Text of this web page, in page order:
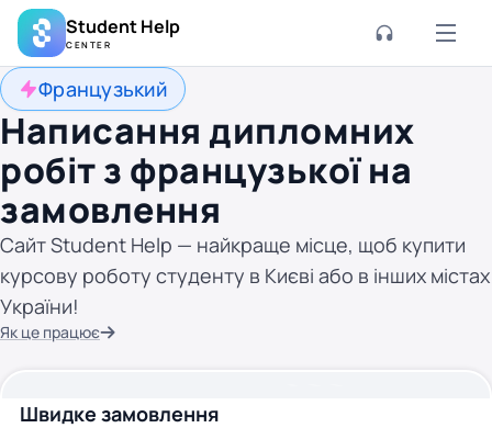
Student Help
CENTER
Французький
Написання дипломних
робіт з французької на
замовлення
Сайт Student Help — найкраще місце, щоб купити
курсову роботу студенту в Києві або в інших містах
України!
Як це працює
Швидке замовлення